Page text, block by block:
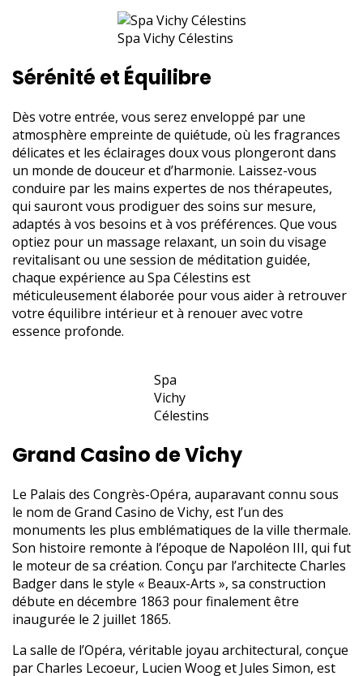
Spa Vichy Célestins
Sérénité et Équilibre
Dès votre entrée, vous serez enveloppé par une
atmosphère empreinte de quiétude, où les fragrances
délicates et les éclairages doux vous plongeront dans
un monde de douceur et d’harmonie. Laissez-vous
conduire par les mains expertes de nos thérapeutes,
qui sauront vous prodiguer des soins sur mesure,
adaptés à vos besoins et à vos préférences. Que vous
optiez pour un massage relaxant, un soin du visage
revitalisant ou une session de méditation guidée,
chaque expérience au Spa Célestins est
méticuleusement élaborée pour vous aider à retrouver
votre équilibre intérieur et à renouer avec votre
essence profonde.
Spa
Vichy
Célestins
Grand Casino de Vichy
Le Palais des Congrès-Opéra, auparavant connu sous
le nom de Grand Casino de Vichy, est l’un des
monuments les plus emblématiques de la ville thermale.
Son histoire remonte à l’époque de Napoléon III, qui fut
le moteur de sa création. Conçu par l’architecte Charles
Badger dans le style « Beaux-Arts », sa construction
débute en décembre 1863 pour finalement être
inaugurée le 2 juillet 1865.
La salle de l’Opéra, véritable joyau architectural, conçue
par Charles Lecoeur, Lucien Woog et Jules Simon, est